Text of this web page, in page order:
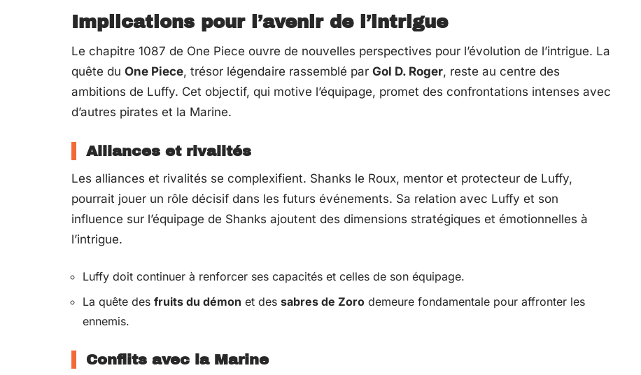
Implications pour l’avenir de l’intrigue
Le chapitre 1087 de One Piece ouvre de nouvelles perspectives pour l’évolution de l’intrigue. La
quête du One Piece, trésor légendaire rassemblé par Gol D. Roger, reste au centre des
ambitions de Luffy. Cet objectif, qui motive l’équipage, promet des confrontations intenses avec
d’autres pirates et la Marine.
Alliances et rivalités
Les alliances et rivalités se complexifient. Shanks le Roux, mentor et protecteur de Luffy,
pourrait jouer un rôle décisif dans les futurs événements. Sa relation avec Luffy et son
influence sur l’équipage de Shanks ajoutent des dimensions stratégiques et émotionnelles à
l’intrigue.
Luffy doit continuer à renforcer ses capacités et celles de son équipage.
La quête des fruits du démon et des sabres de Zoro demeure fondamentale pour affronter les
ennemis.
Conflits avec la Marine